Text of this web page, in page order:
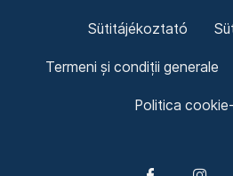
Sütitájékoztató
Termeni și condiții generale
Politica